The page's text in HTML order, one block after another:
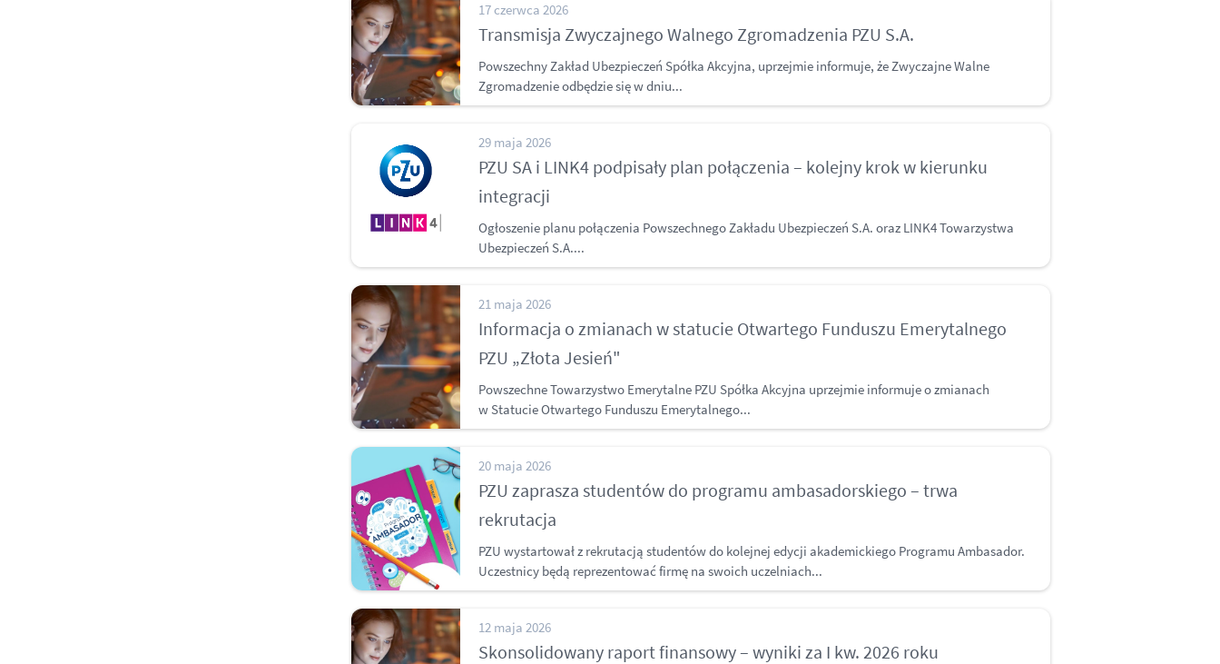
17 czerwca 2026
Transmisja Zwyczajnego Walnego Zgromadzenia PZU S.A.
Powszechny Zakład Ubezpieczeń Spółka Akcyjna, uprzejmie informuje, że Zwyczajne Walne
Zgromadzenie odbędzie się w dniu...
29 maja 2026
PZU SA i LINK4 podpisały plan połączenia – kolejny krok w kierunku
integracji
Ogłoszenie planu połączenia Powszechnego Zakładu Ubezpieczeń S.A. oraz LINK4 Towarzystwa
Ubezpieczeń S.A....
21 maja 2026
Informacja o zmianach w statucie Otwartego Funduszu Emerytalnego
PZU „Złota Jesień"
Powszechne Towarzystwo Emerytalne PZU Spółka Akcyjna uprzejmie informuje o zmianach
w Statucie Otwartego Funduszu Emerytalnego...
20 maja 2026
PZU zaprasza studentów do programu ambasadorskiego – trwa
rekrutacja
PZU wystartował z rekrutacją studentów do kolejnej edycji akademickiego Programu Ambasador.
Uczestnicy będą reprezentować firmę na swoich uczelniach...
12 maja 2026
Skonsolidowany raport finansowy – wyniki za I kw. 2026 roku